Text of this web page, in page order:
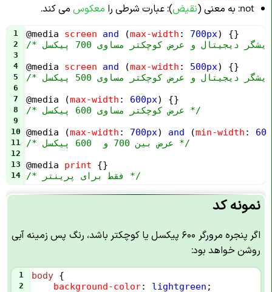
not: به معنی (
نقیض): عبارت شرطی را معکوس می کند.
1 @media screen and (max-width : 700px) {}
2
3
4
@media screen and (max-width : 500px) {}
5
6
7
@media (max-width : 600px) {}
8 /* عرض کوچکتر مساوی 600 پیکسل */
9
10
@media (max-width : 700px) and (min-width :
11 /* عرض بین 700 و  600 پیکسل */
12
13
@media print {}
14 /* فقط برای پرینتر */
نمونه کد
اگر پنجره مرورگر ۶۰۰ پیکسل یا کوچکتر باشد، رنگ پس زمینه آبی
روشن خواهد بود:
1 body {
2 background-color: lightgreen ;